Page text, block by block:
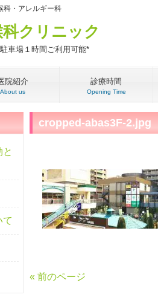
科・アレルギー科
クリニック
車場１時間ご利用可能*
院紹介
About us
診療時間
Opening Time
cropped-abas3F-2.jpg
« 前のページ
て